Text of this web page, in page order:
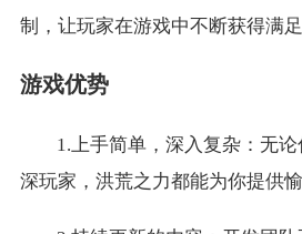
制，让玩家在游戏中不断获得满足
游戏优势
1.上手简单，深入复杂：无
深玩家，洪荒之力都能为你提供